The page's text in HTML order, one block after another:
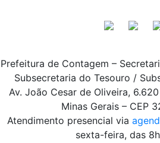
Prefeitura de Contagem –
Subsecretaria do Tesouro /
Av. João Cesar de Oliveira,
Minas Gerais – CEP
Atendimento presencial via
sexta-feira, das